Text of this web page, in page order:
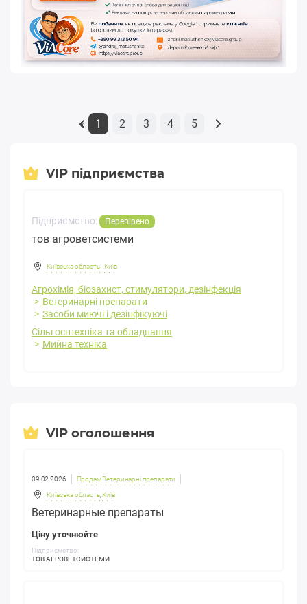
« 1 2 3 4 5
VIP підприємства
Підприємство: Перевірено
тов агроветсистеми
Київська область- Київ
Агрохімія, біозахист, стимулятори, дезінфекція
Ветеринарні препарати
Засоби миючі і дезінфікуючі
Сільгосптехніка та обладнання
Мийна техніка
VIP оголошення
09.02.2026 Продам Ветеринарні препарати
Київська область, Київ
Ветеринарные препараты
Ціну уточнюйте
Підприємство:
ТОВ АГРОВЕТСИСТЕМИ